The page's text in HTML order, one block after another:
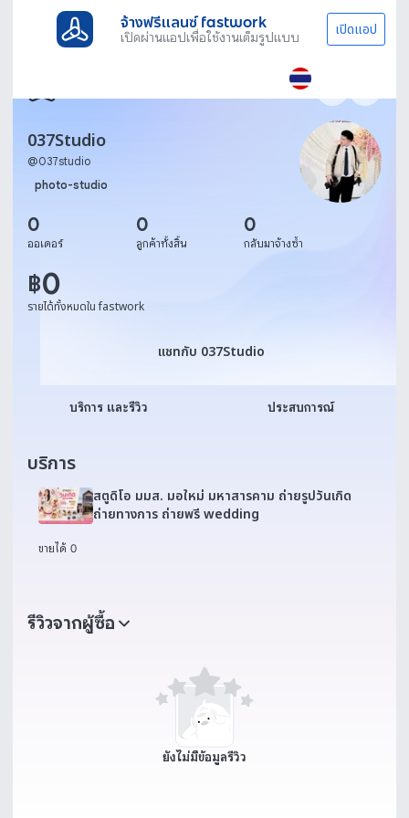
จ้างฟรีแลนซ์ fastwork
เปิดผ่านแอปเพื่อใช้งานเต็มรูปแบบ เปิดแอป
037Studio
@037studio
photo-studio
0
ออเดอร์
0
ลูกค้าทั้งสิ้น
0
กลับมาจ้างซ้ำ
฿0
รายได้ทั้งหมดใน fastwork
แชทกับ 037Studio
แชทกับ 037Studio
บริการ และรีวิว ประสบการณ์
บริการ
สตูดิโอ มมส. มอใหม่ มหาสารคาม ถ่ายรูปวันเกิด
ถ่ายทางการ ถ่ายพรี wedding
ขายได้ 0
รีวิวจากผู้ซื้อ
ยังไม่มีข้อมูลรีวิว